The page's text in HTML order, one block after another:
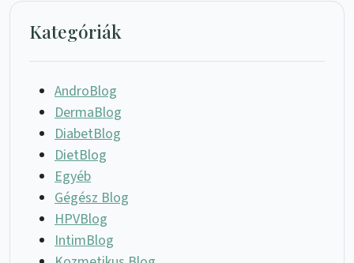
Kategóriák
AndroBlog
DermaBlog
DiabetBlog
DietBlog
Egyéb
Gégész Blog
HPVBlog
IntimBlog